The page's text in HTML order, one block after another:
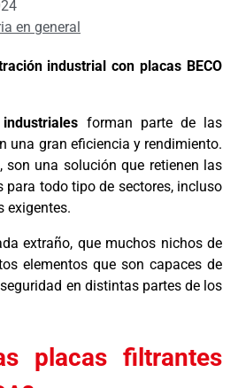
en general
industrial con placas BECO
forman parte de las
una gran eficiencia y rendimiento.
son una solución que retienen las
todo tipo de sectores, incluso
exigentes.
extraño, que muchos nichos de
elementos que son capaces de
en distintas partes de los
placas filtrantes